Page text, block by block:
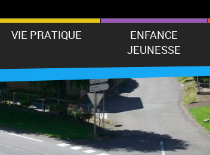
VIE PRATIQUE
ENFANCE
JEUNESSE